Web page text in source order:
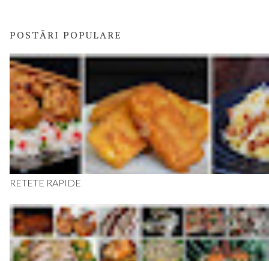
POSTĂRI POPULARE
RETETE RAPIDE